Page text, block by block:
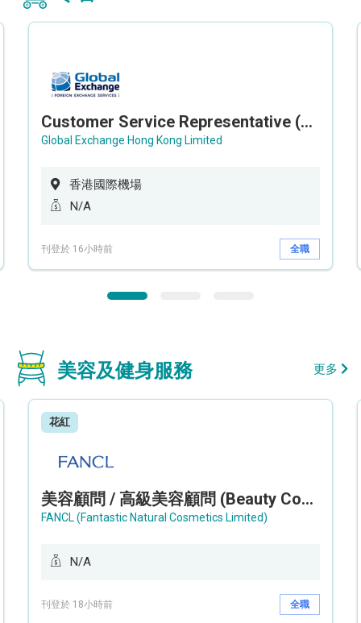
Customer Service Representative (Airport)
Global Exchange Hong Kong Limited
香港國際機場
N/A
刊登於 16小時前 全職
美容及健身服務 更多
花紅
美容顧問 / 高級美容顧問 (Beauty Consultant / Senior Beauty Consultant)
FANCL (Fantastic Natural Cosmetics Limited)
N/A
刊登於 18小時前 全職